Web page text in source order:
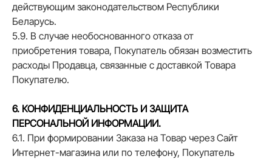
действующим законодательством Республики
Беларусь.
5.9. В случае необоснованного отказа от
приобретения товара, Покупатель обязан возместить
расходы Продавца, связанные с доставкой Товара
Покупателю.
6. КОНФИДЕНЦИАЛЬНОСТЬ И ЗАЩИТА
ПЕРСОНАЛЬНОЙ ИНФОРМАЦИИ.
6.1. При формировании Заказа на Товар через Сайт
Интернет-магазина или по телефону, Покупатель